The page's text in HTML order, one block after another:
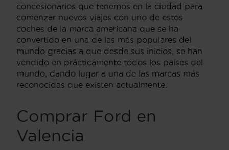
concesionarios que tenemos en la ciudad para
comenzar nuevos viajes con uno de estos
coches de la marca americana que se ha
convertido en una de las más populares del
mundo gracias a que desde sus inicios, se han
vendido en prácticamente todos los países del
mundo, dando lugar a una de las marcas más
reconocidas que existen actualmente.
Comprar Ford en
Valencia